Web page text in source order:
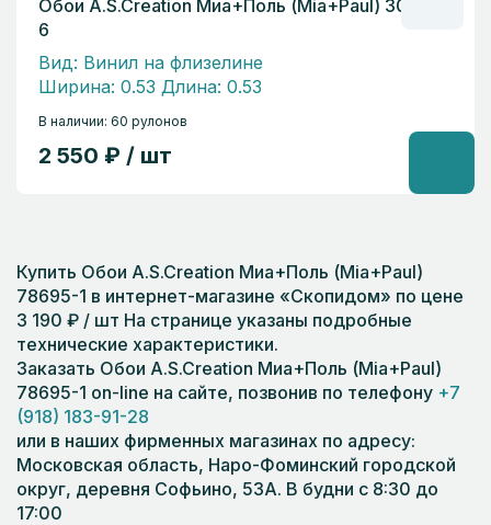
Обои A.S.Creation Миа+Поль (Mia+Paul) 30689-
6
Вид: Винил на флизелине
Ширина: 0.53 Длина: 0.53
В наличии: 60 рулонов
2 550 ₽ / шт
Купить Обои A.S.Creation Миа+Поль (Mia+Paul)
78695-1 в интернет-магазине «Скопидом» по цене
3 190 ₽ / шт На странице указаны подробные
технические характеристики.
Заказать Обои A.S.Creation Миа+Поль (Mia+Paul)
78695-1 on-line на сайте, позвонив по телефону +7
(918) 183-91-28
или в наших фирменных магазинах по адресу:
Московская область, Наро-Фоминский городской
округ, деревня Софьино, 53А. В будни с 8:30 до
17:00